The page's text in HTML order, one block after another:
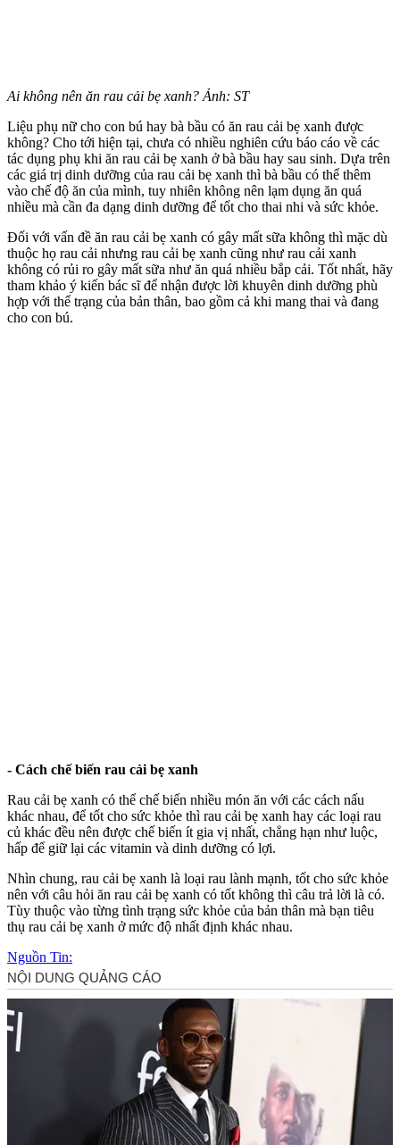
Ai không nên ăn rau cải bẹ xanh? Ảnh: ST
Liệu phụ nữ cho con bú hay bà bầu có ăn rau cải bẹ xanh được
không? Cho tới hiện tại, chưa có nhiều nghiên cứu báo cáo về các
tác dụng phụ khi ăn rau cải bẹ xanh ở bà bầu hay sau sinh. Dựa trên
các giá trị dinh dưỡng của rau cải bẹ xanh thì bà bầu có thể thêm
vào chế độ ăn của mình, tuy nhiên không nên lạ‌m dụn‌g ăn quá
nhiều mà cần đa dạng dinh dưỡng để tốt cho thai nhi và sức khỏe.
Đối với vấn đề ăn rau cải bẹ xanh có gây mất sữa không thì mặc dù
thuộc họ rau cải nhưng rau cải bẹ xanh cũng như rau cải xanh
không có rủi ro gây mất sữa như ăn quá nhiều bắp cải. Tốt nhất, hãy
tham khảo ý kiến bác sĩ để nhận được lời khuyên dinh dưỡng phù
hợp với thể trạng của bản thân, bao gồm cả khi mang thai và đang
cho con bú.
- Cách chế biến rau cải bẹ xanh
Rau cải bẹ xanh có thể chế biến nhiều món ăn với các cách nấu
khác nhau, để tốt cho sức khỏe thì rau cải bẹ xanh hay các loại rau
củ khác đều nên được chế biến ít gia vị nhất, chẳng hạn như luộc,
hấp để giữ lại các vitamin và dinh dưỡng có lợi.
Nhìn chung, rau cải bẹ xanh là loại rau lành mạnh, tốt cho sức khỏe
nên với câu hỏi ăn rau cải bẹ xanh có tốt không thì câu trả lời là có.
Tùy thuộc vào từng tình trạng sức khỏe của bản thân mà bạn tiêu
thụ rau cải bẹ xanh ở mức độ nhất định khác nhau.
Nguồn Tin: